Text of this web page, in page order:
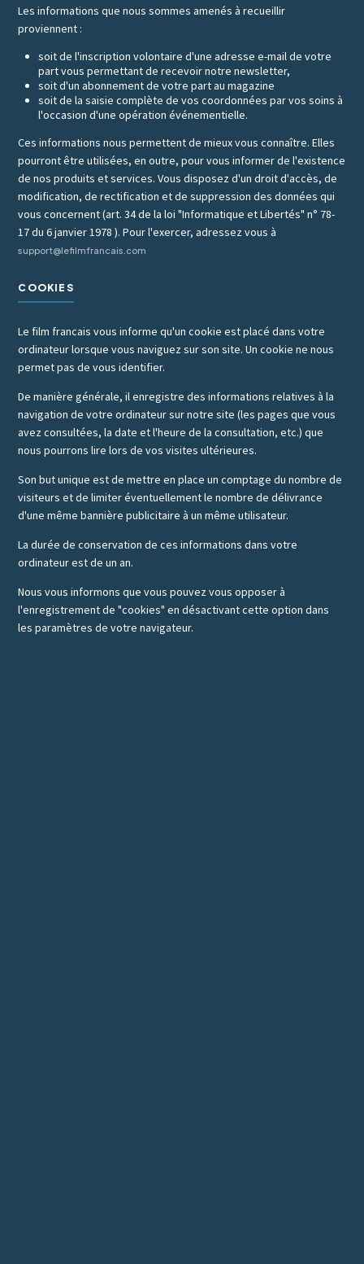
Les informations que nous sommes amenés à recueillir
proviennent :
soit de l'inscription volontaire d'une adresse e-mail de votre
part vous permettant de recevoir notre newsletter,
soit d'un abonnement de votre part au magazine
soit de la saisie complète de vos coordonnées par vos soins à
l'occasion d'une opération événementielle.
Ces informations nous permettent de mieux vous connaître. Elles
pourront être utilisées, en outre, pour vous informer de l'existence
de nos produits et services. Vous disposez d'un droit d'accès, de
modification, de rectification et de suppression des données qui
vous concernent (art. 34 de la loi "Informatique et Libertés" n° 78-
17 du 6 janvier 1978 ). Pour l'exercer, adressez vous à
support@lefilmfrancais.com
COOKIES
Le film francais vous informe qu'un cookie est placé dans votre
ordinateur lorsque vous naviguez sur son site. Un cookie ne nous
permet pas de vous identifier.
De manière générale, il enregistre des informations relatives à la
navigation de votre ordinateur sur notre site (les pages que vous
avez consultées, la date et l'heure de la consultation, etc.) que
nous pourrons lire lors de vos visites ultérieures.
Son but unique est de mettre en place un comptage du nombre de
visiteurs et de limiter éventuellement le nombre de délivrance
d'une même bannière publicitaire à un même utilisateur.
La durée de conservation de ces informations dans votre
ordinateur est de un an.
Nous vous informons que vous pouvez vous opposer à
l'enregistrement de "cookies" en désactivant cette option dans
les paramètres de votre navigateur.